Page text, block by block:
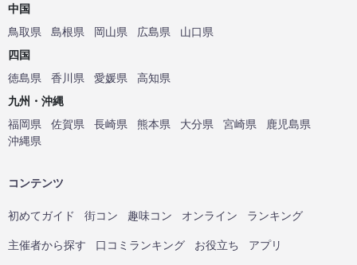
中国
鳥取県
島根県 岡山県 広島県
山口県
四国
徳島県
香川県 愛媛県
高知県
九州・沖縄
福岡県
佐賀県 長崎県 熊本県 大分県 宮崎県
鹿児島県
沖縄県
コンテンツ
初めてガイド 街コン 趣味コン オンライン ランキング
主催者から探す 口コミランキング お役立ち アプリ